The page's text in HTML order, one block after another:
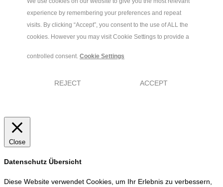
experience by remembering your preferences and repeat
visits. By clicking “Accept”, you consent to the use of ALL the
cookies. However you may visit Cookie Settings to provide a
controlled consent. Cookie Settings
REJECT ACCEPT
Close
Datenschutz Übersicht
Diese Website verwendet Cookies, um Ihr Erlebnis zu verbessern,